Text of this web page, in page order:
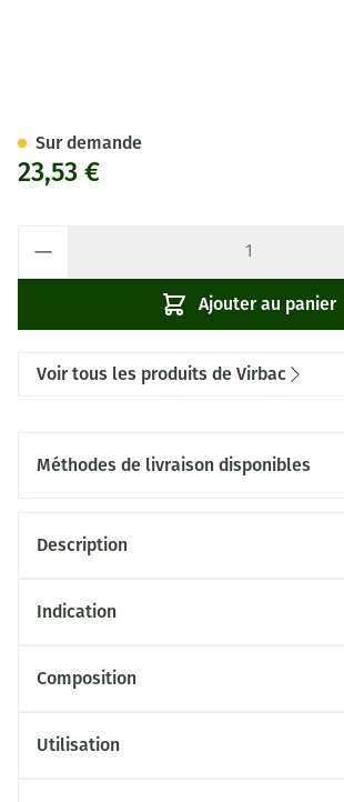
23,53 €
Ajouter au panier
Sur demande
Voir tous les produits de Virbac
Méthodes de livraison disponibles
Description
Indication
Composition
Utilisation